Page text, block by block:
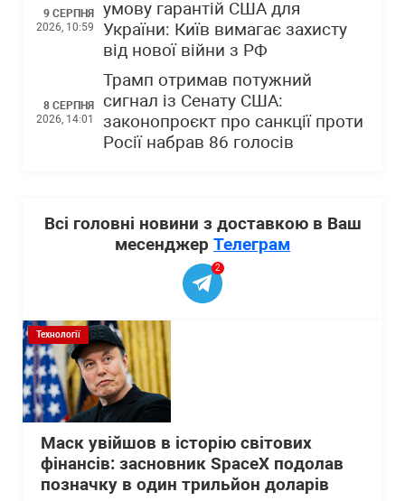
9 СЕРПНЯ
2026, 10:59
умову гарантій США для
України: Київ вимагає захисту
від нової війни з РФ
8 СЕРПНЯ
2026, 14:01
Трамп отримав потужний
сигнал із Сенату США:
законопроєкт про санкції проти
Росії набрав 86 голосів
Всі головні новини з доставкою в Ваш
месенджер Телеграм
2
Технології
Маск увійшов в історію світових
фінансів: засновник SpaceX подолав
позначку в один трильйон доларів